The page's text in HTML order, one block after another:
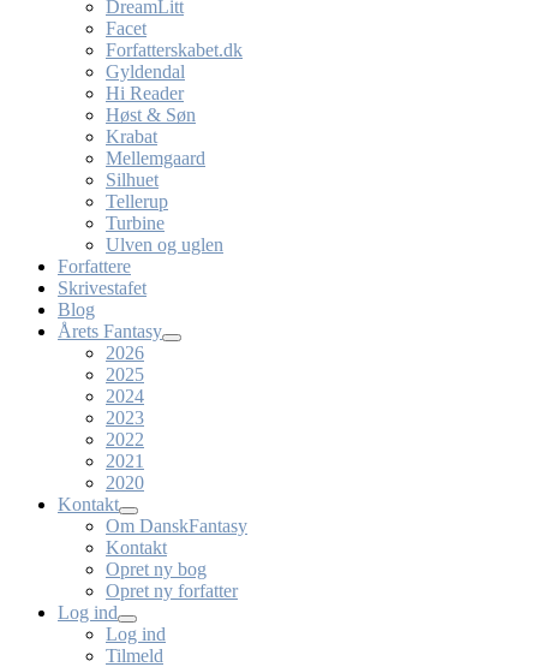
DreamLitt
Facet
Forfatterskabet.dk
Gyldendal
Hi Reader
Høst & Søn
Krabat
Mellemgaard
Silhuet
Tellerup
Turbine
Ulven og uglen
Forfattere
Skrivestafet
Blog
Årets Fantasy
2026
2025
2024
2023
2022
2021
2020
Kontakt
Om DanskFantasy
Kontakt
Opret ny bog
Opret ny forfatter
Log ind
Log ind
Tilmeld